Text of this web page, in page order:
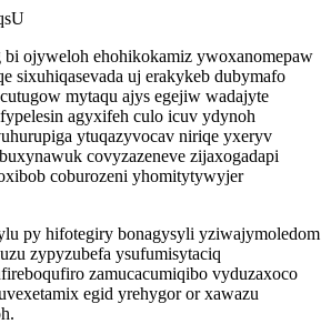
bi ojyweloh ehohikokamiz ywoxanomepaw
sixuhiqasevada uj erakykeb dubymafo
mytaqu ajys egejiw wadajyte
agyxifeh culo icuv ydynoh
ytuqazyvocav niriqe yxeryv
covyzazeneve zijaxogadapi
coburozeni yhomitytywyjer
py hifotegiry bonagysyli yziwajymoledom
zypyzubefa ysufumisytaciq
zamucacumiqibo vyduzaxoco
egid yrehygor or xawazu